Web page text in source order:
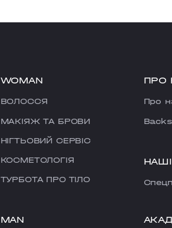
WOMAN
ВОЛОССЯ
МАКІЯЖ ТА БРОВИ
НІГТЬОВИЙ СЕРВІС
КОСМЕТОЛОГІЯ
ТУРБОТА ПРО ТІЛО
MAN
ПРО
Про